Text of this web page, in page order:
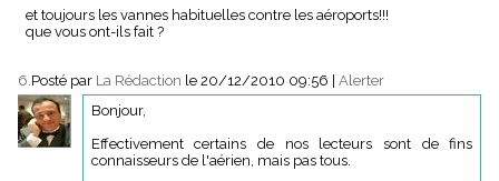
et toujours les vannes habituelles contre les aéroports!!!
que vous ont-ils fait ?
6. Posté par La Rédaction le 20/12/2010 09:56 | Alerter
Bonjour,
Effectivement certains de nos lecteurs sont de fins
connaisseurs de l'aérien, mais pas tous.